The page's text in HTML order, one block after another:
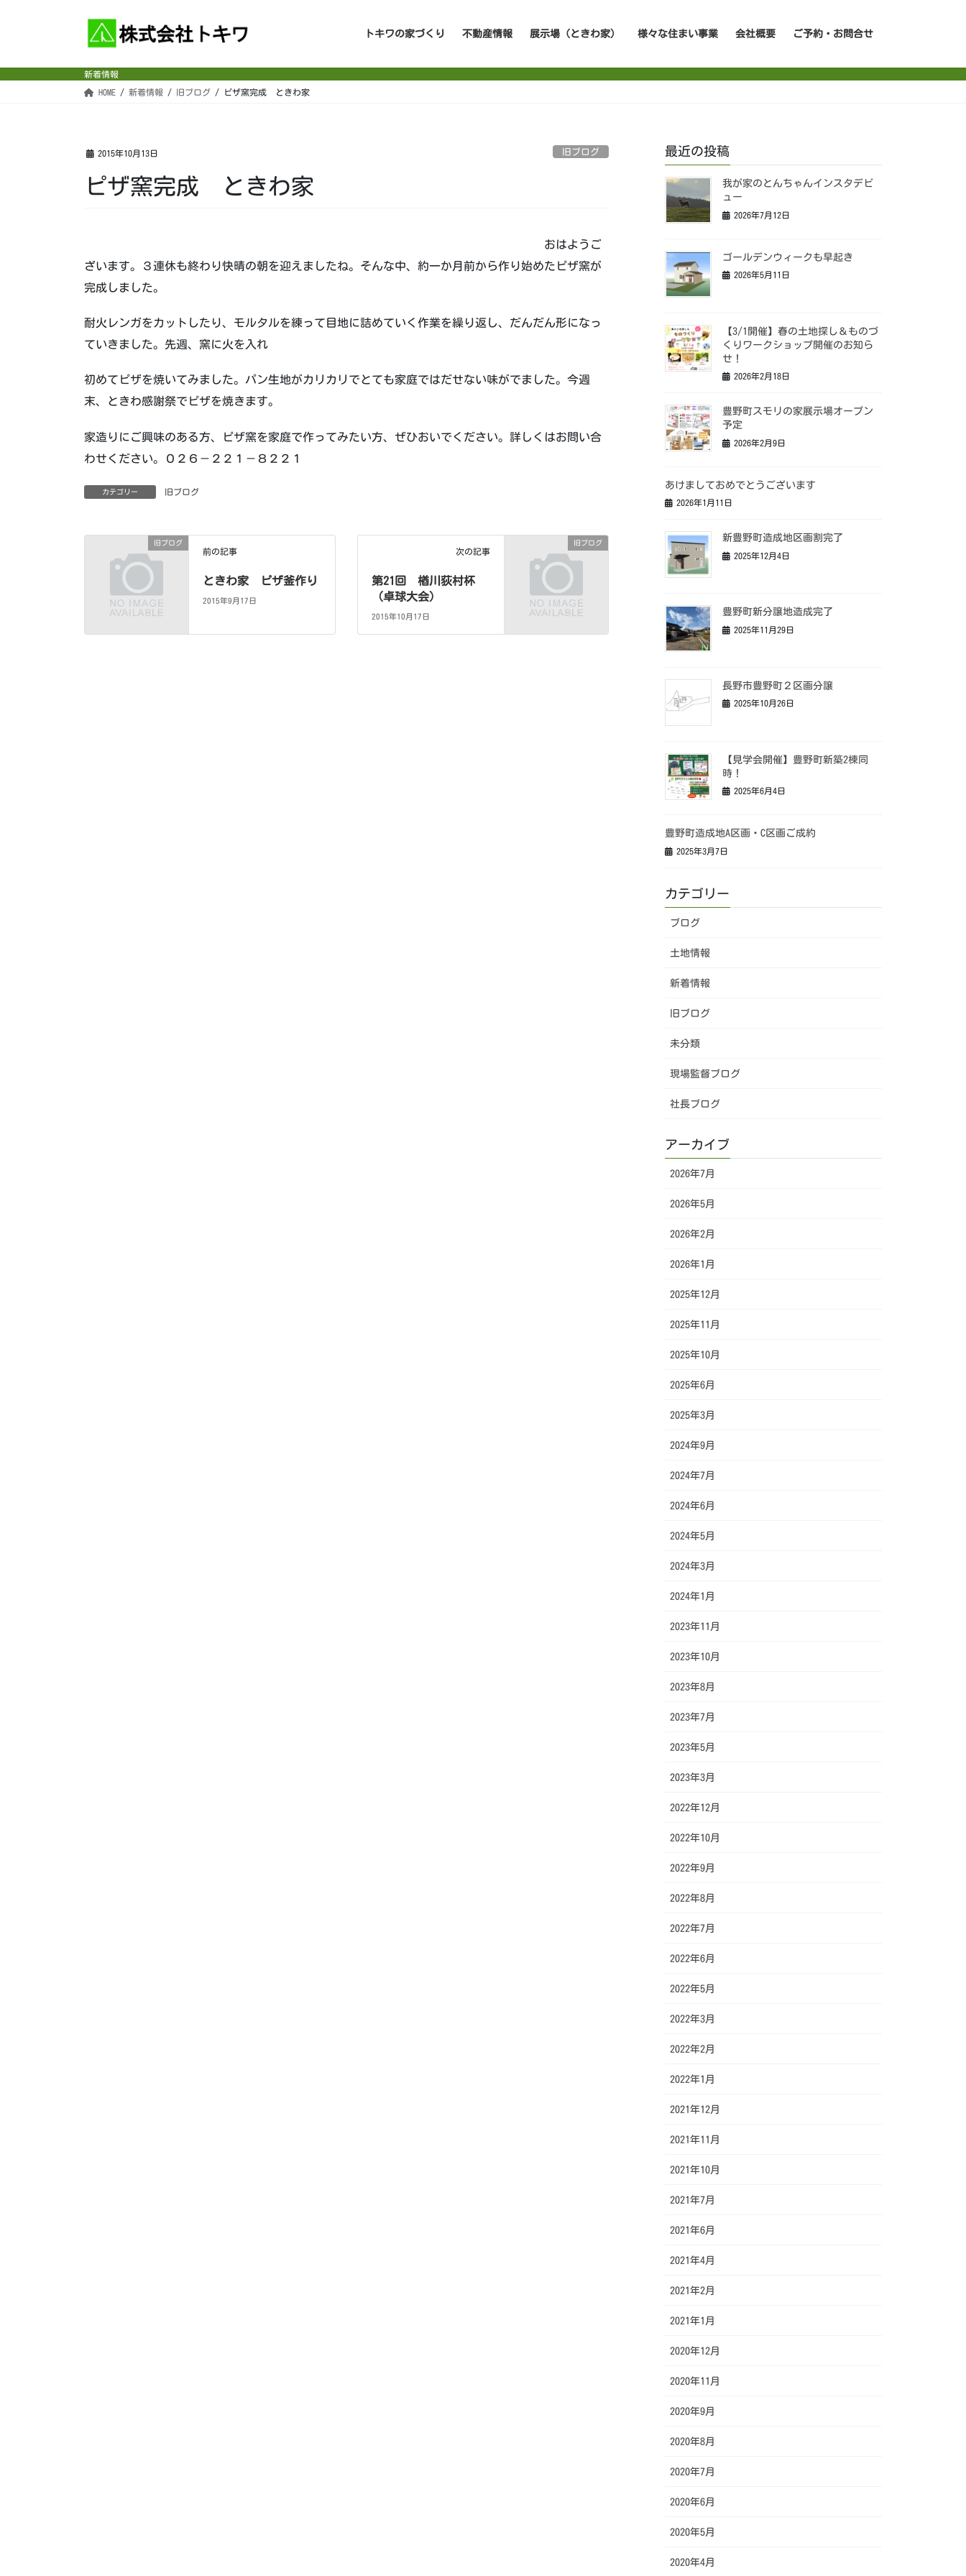
トキワの家づくり 不動産情報 展示場（ときわ家） 様々な住まい事業 会社概要 ご予約・お問合せ
新着情報
HOME 新着情報 旧ブログ ピザ窯完成 ときわ家
2015年10月13日 旧ブログ
ピザ窯完成 ときわ家
おはようご
ざいます。３連休も終わり快晴の朝を迎えましたね。そんな中、約一か月前から作り始めたピザ窯が
完成しました。
耐火レンガをカットしたり、モルタルを練って目地に詰めていく作業を繰り返し、だんだん形になっ
ていきました。先週、窯に火を入れ
初めてピザを焼いてみました。パン生地がカリカリでとても家庭ではだせない味がでました。今週
末、ときわ感謝祭でピザを焼きます。
家造りにご興味のある方、ピザ窯を家庭で作ってみたい方、ぜひおいでください。詳しくはお問い合
わせください。０２６－２２１－８２２１
カテゴリー 旧ブログ
旧ブログ
前の記事
ときわ家 ピザ釜作り
2015年9月17日
旧ブログ
次の記事
第21回 楢川荻村杯
（卓球大会）
2015年10月17日
最近の投稿
我が家のとんちゃんインスタデビ
ュー
2026年7月12日
ゴールデンウィークも早起き
2026年5月11日
【3/1開催】春の土地探し＆ものづ
くりワークショップ開催のお知ら
せ！
2026年2月18日
豊野町スモリの家展示場オープン
予定
2026年2月9日
あけましておめでとうございます
2026年1月11日
新豊野町造成地区画割完了
2025年12月4日
豊野町新分譲地造成完了
2025年11月29日
長野市豊野町２区画分譲
2025年10月26日
【見学会開催】豊野町新築2棟同
時！
2025年6月4日
豊野町造成地A区画・C区画ご成約
2025年3月7日
カテゴリー
ブログ
土地情報
新着情報
旧ブログ
未分類
現場監督ブログ
社長ブログ
アーカイブ
2026年7月
2026年5月
2026年2月
2026年1月
2025年12月
2025年11月
2025年10月
2025年6月
2025年3月
2024年9月
2024年7月
2024年6月
2024年5月
2024年3月
2024年1月
2023年11月
2023年10月
2023年8月
2023年7月
2023年5月
2023年3月
2022年12月
2022年10月
2022年9月
2022年8月
2022年7月
2022年6月
2022年5月
2022年3月
2022年2月
2022年1月
2021年12月
2021年11月
2021年10月
2021年7月
2021年6月
2021年4月
2021年2月
2021年1月
2020年12月
2020年11月
2020年9月
2020年8月
2020年7月
2020年6月
2020年5月
2020年4月